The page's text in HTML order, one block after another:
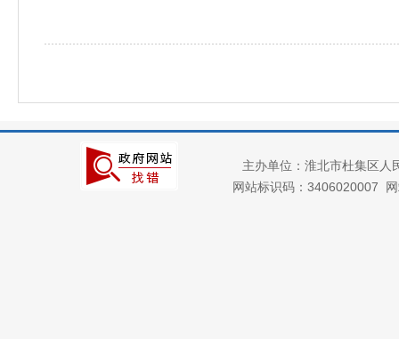
主办单位：淮北市杜集区
网站标识码：3406020007